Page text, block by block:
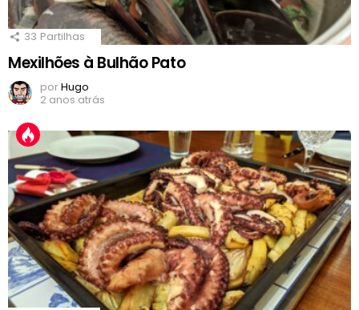
33 Partilhas
Mexilhões à Bulhão Pato
porHugo
2 anos atrás